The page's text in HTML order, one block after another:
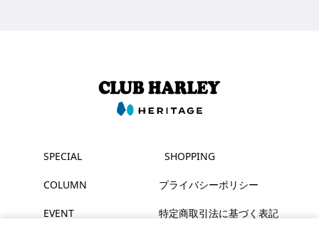
SPECIAL
COLUMN
EVENT
SHOPPING
プライバシーポリシー
特定商取引法に基づく表記